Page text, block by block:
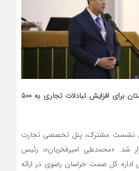
عزم ایران و تاجیکستان برای افزایش تبادلات تجاری به 500
نشست مشترک، پنل تخصصی تجارت
شد. «محمدعلی امیرفخریان»، رئیس
اداره کل صمت خراسان رضوی در ارائه